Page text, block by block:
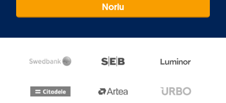
Noriu